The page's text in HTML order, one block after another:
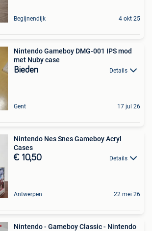
Begijnendijk 4 okt 25
Nintendo Gameboy DMG-001 IPS mod
met Nuby case
Bieden Details
Gent 17 jul 26
Nintendo Nes Snes Gameboy Acryl
Cases
€ 10,50 Details
Antwerpen 22 mei 26
Nintendo - Gameboy Classic - Nintendo